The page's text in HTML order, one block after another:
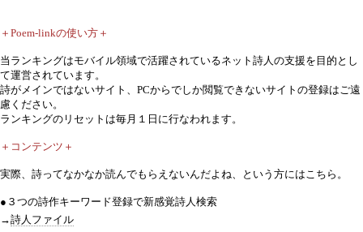
＋Poem-linkの使い方＋
当ランキングはモバイル領域で活躍されているネット詩人の支援を目的とし
て運営されています。
詩がメインではないサイト、PCからでしか閲覧できないサイトの登録はご遠
慮ください。
ランキングのリセットは毎月１日に行なわれます。
＋コンテンツ＋
実際、詩ってなかなか読んでもらえないんだよね、という方にはこちら。
●３つの詩作キーワード登録で新感覚詩人検索
→詩人ファイル